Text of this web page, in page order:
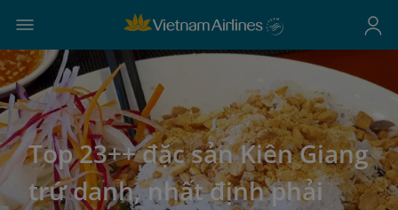
Top 23++ đặc sản Kiên Giang
trứ danh, nhất định phải